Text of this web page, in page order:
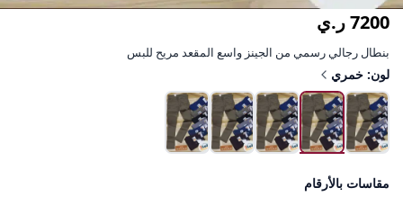
7200 ر.ي
بنطال رجالي رسمي من الجينز واسع المقعد مريح للبس
لون: خمري
مقاسات بالأرقام